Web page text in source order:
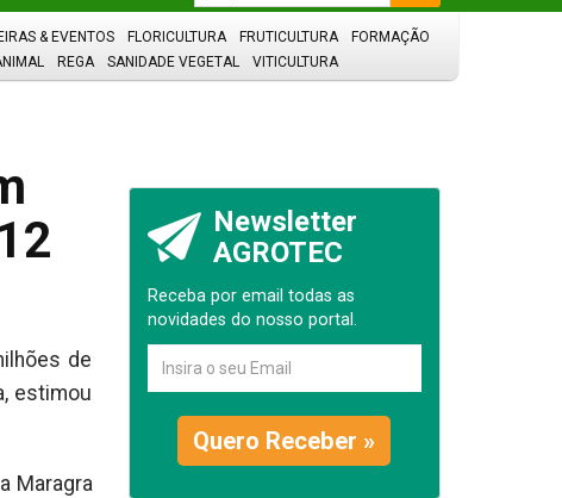
& EVENTOS FLORICULTURA FRUTICULTURA
FORMAÇÃO
REGA SANIDADE VEGETAL VITICULTURA
de
estimou
Maragra
Newsletter
AGROTEC
Receba por email todas as
novidades do nosso portal.
Quero Receber »